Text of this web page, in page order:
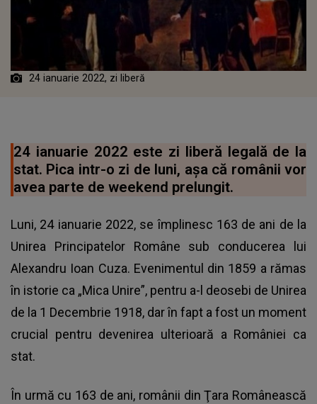
24 ianuarie 2022, zi liberă
24 ianuarie 2022 este zi liberă legală de la
stat. Pica intr-o zi de luni, așa că românii vor
avea parte de weekend prelungit.
Luni, 24 ianuarie 2022, se împlinesc 163 de ani de la
Unirea Principatelor Române sub conducerea lui
Alexandru Ioan Cuza. Evenimentul din 1859 a rămas
în istorie ca „Mica Unire”, pentru a-l deosebi de Unirea
de la 1 Decembrie 1918, dar în fapt a fost un moment
crucial pentru devenirea ulterioară a României ca
stat.
În urmă cu 163 de ani, românii din Ţara Românească